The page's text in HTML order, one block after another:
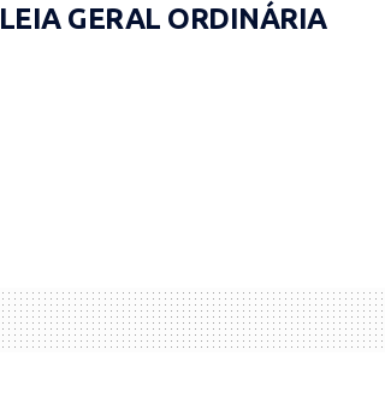
GERAL ORDINÁRIA